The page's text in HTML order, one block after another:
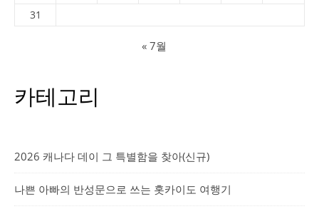
31
« 7월
카테고리
2026 캐나다 데이 그 특별함을 찾아(신규)
나쁜 아빠의 반성문으로 쓰는 홋카이도 여행기